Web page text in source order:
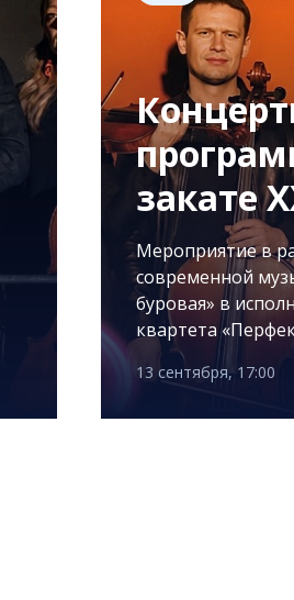
закате
Мероприятие в
современной
буровая» в
квартета
13 сентября, 17:00